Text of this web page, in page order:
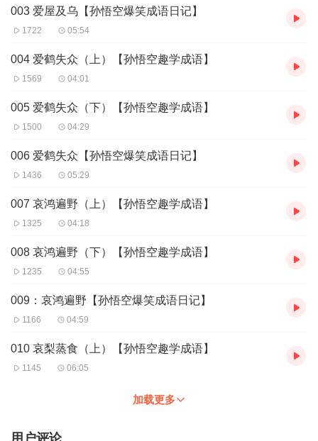
这不仅会让你的作文闪闪发光，还能让你的小伙伴们都羡慕不已，
准备好了吗？我们的成语大冒险，现在就开始啦！
003 爱屋及乌【孙悟空爆笑成语日记】
1722 05:54
004 爱鹤失众（上）【孙悟空趣学成语】
1569 04:01
005 爱鹤失众（下）【孙悟空趣学成语】
1500 04:29
006 爱鹤失众【孙悟空爆笑成语日记】
1436 05:29
007 哀鸿遍野（上）【孙悟空趣学成语】
1325 04:18
008 哀鸿遍野（下）【孙悟空趣学成语】
1235 04:55
009：哀鸿遍野【孙悟空爆笑成语日记】
1166 04:59
010 哀梨蒸食（上）【孙悟空趣学成语】
1145 06:05
加载更多
用户评论